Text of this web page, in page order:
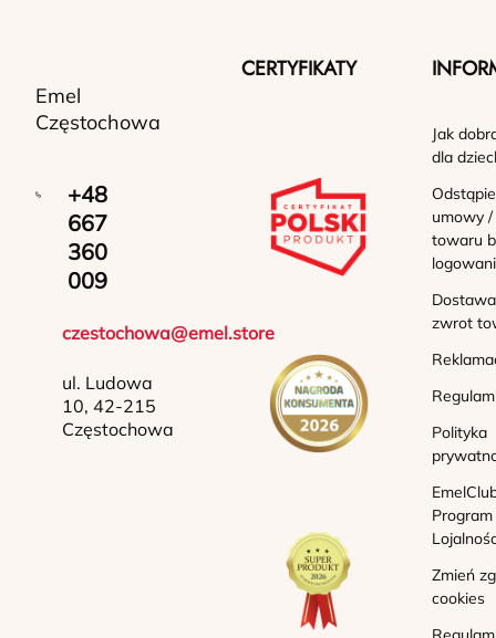
Emel
Częstochowa
+48
667
360
009
czestochowa@emel.store
ul. Ludowa
10, 42-215
Częstochowa
CERTYFIKATY
Jak
dla
umowy
towaru
zwrot
Polityka
Program
Zmień
cookies